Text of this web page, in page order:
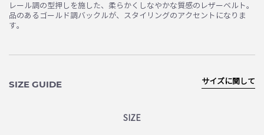
レール調の型押しを施した、柔らかくしなやかな質感のレザーベルト。
品のあるゴールド調バックルが、スタイリングのアクセントになりま
す。
SIZE GUIDE
SIZE
サイズに関して